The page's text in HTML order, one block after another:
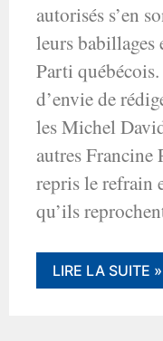
autorisés s’en
leurs babillages
Parti
d’envie de
les Michel
autres
repris le refrain
qu’ils
LIRE LA SUITE »